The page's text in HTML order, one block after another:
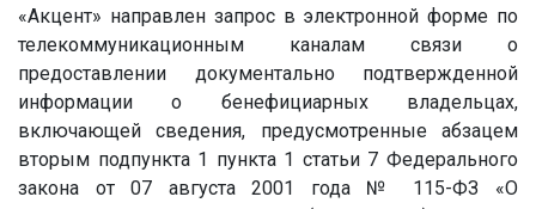
«Акцент» направлен запрос в электронной форме по
телекоммуникационным каналам связи о
предоставлении документально подтвержденной
информации о бенефициарных владельцах,
включающей сведения, предусмотренные абзацем
вторым подпункта 1 пункта 1 статьи 7 Федерального
закона от 07 августа 2001 года № 115-ФЗ «О